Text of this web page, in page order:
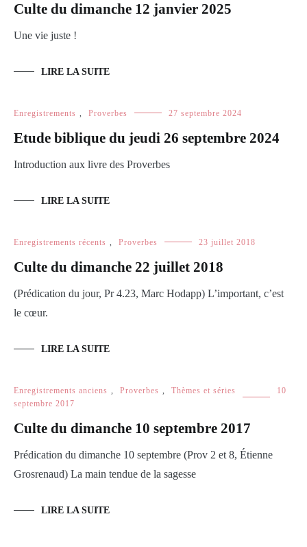
Culte du dimanche 12 janvier 2025
Une vie juste !
LIRE LA SUITE
Enregistrements , Proverbes 27 septembre 2024
Etude biblique du jeudi 26 septembre 2024
Introduction aux livre des Proverbes
LIRE LA SUITE
Enregistrements récents , Proverbes 23 juillet 2018
Culte du dimanche 22 juillet 2018
(Prédication du jour, Pr 4.23, Marc Hodapp) L’important, c’est
le cœur.
LIRE LA SUITE
Enregistrements anciens , Proverbes , Thèmes et séries
10
septembre 2017
Culte du dimanche 10 septembre 2017
Prédication du dimanche 10 septembre (Prov 2 et 8, Étienne
Grosrenaud) La main tendue de la sagesse
LIRE LA SUITE